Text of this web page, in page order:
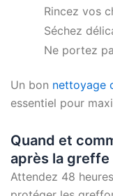
Rincez vos
Séchez
Ne portez
Un bon nettoyage
essentiel pour
Quand et
après la greffe
Attendez 48